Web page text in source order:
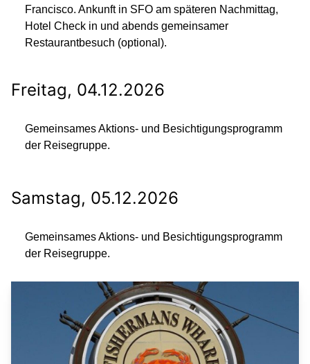
Francisco. Ankunft in SFO am späteren Nachmittag,
Hotel Check in und abends gemeinsamer
Restaurantbesuch (optional).
Freitag, 04.12.2026
Gemeinsames Aktions- und Besichtigungsprogramm
der Reisegruppe.
Samstag, 05.12.2026
Gemeinsames Aktions- und Besichtigungsprogramm
der Reisegruppe.